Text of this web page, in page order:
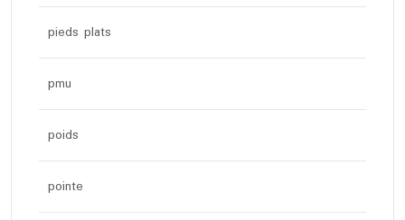
pieds plats
pmu
poids
pointe